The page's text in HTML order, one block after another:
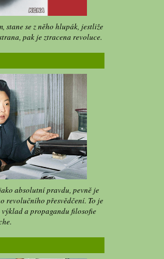
stane se z něho hlupák, jestliže
pak je ztracena revoluce.
absolutní pravdu, pevně je
revolučního přesvědčení. To je
a propagandu filosofie